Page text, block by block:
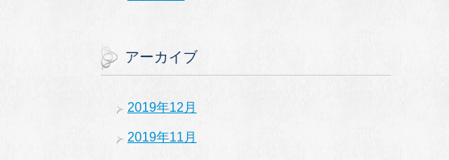
アーカイブ
2019年12月
2019年11月